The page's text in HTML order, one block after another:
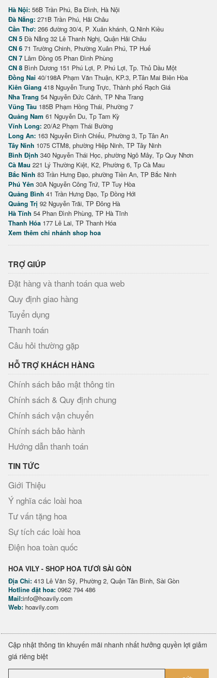
Hà Nội: 56B Trần Phú, Ba Đình, Hà Nội
Đà Nẵng: 271B Trần Phú, Hải Châu
Cần Thơ: 266 đường 30/4, P. Xuân khánh, Q.Ninh Kiều
CN 5 Đà Nẵng 32 Lê Thanh Nghị, Quận Hải Châu
CN 6 71 Trường Chinh, Phường Xuân Phú, TP Huế
CN 7 Lâm Đồng 05 Phan Đình Phùng
CN 8 Bình Dương 151 Phú Lợi, P. Phú Lợi, Tp. Thủ Dầu Một
Đồng Nai 40/198A Phạm Văn Thuận, KP.3, P.Tân Mai Biên Hòa
Kiên Giang 418 Nguyễn Trung Trực, Thành phố Rạch Giá
Nha Trang 54 Nguyễn Đức Cảnh, TP Nha Trang
Vũng Tàu 185B Phạm Hồng Thái, Phường 7
Quảng Nam 61 Nguyễn Du, Tp Tam Kỳ
Vĩnh Long: 20/A2 Phạm Thái Bường
Long An: 163 Nguyễn Đình Chiểu, Phường 3, Tp Tân An
Tây Ninh 1075 CTM8, phường Hiệp Ninh, TP Tây Ninh
Bình Định 340 Nguyễn Thái Học, phường Ngô Mây, Tp Quy Nhơn
Cà Mau 221 Lý Thường Kiệt, K2, Phường 6, Tp Cà Mau
Bắc Ninh 83 Trần Hưng Đạo, phường Tiền An, TP Bắc Ninh
Phú Yên 30A Nguyễn Công Trứ, TP Tuy Hòa
Quảng Bình 41 Trần Hưng Đạo, Tp Đồng Hới
Quảng Trị 92 Nguyễn Trãi, TP Đông Hà
Hà Tĩnh 54 Phan Đình Phùng, TP Hà Tĩnh
Thanh Hóa 177 Lê Lai, TP Thanh Hóa
Xem thêm chi nhánh shop hoa
TRỢ GIÚP
Đặt hàng và thanh toán qua web
Quy định giao hàng
Tuyển dụng
Thanh toán
Câu hỏi thường gặp
HỖ TRỢ KHÁCH HÀNG
Chính sách bảo mật thông tin
Chính sách & Quy định chung
Chính sách vận chuyển
Chính sách bảo hành
Hướng dẫn thanh toán
TIN TỨC
Giới Thiệu
Ý nghĩa các loài hoa
Tư vấn tặng hoa
Sự tích các loài hoa
Điện hoa toàn quốc
HOA VILY - SHOP HOA TƯƠI SÀI GÒN
Địa Chỉ: 413 Lê Văn Sỹ, Phường 2, Quận Tân Bình, Sài Gòn
Hotline đặt hoa: 0962 794 486
Mail:info@hoavily.com
Web: hoavily.com
Cập nhật thông tin khuyến mãi nhanh nhất hưởng quyền lợi giảm
giá riêng biệt